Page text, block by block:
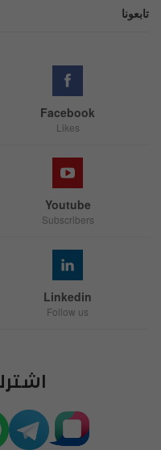
تابعونا
Facebook
Likes
Youtube
Subscribers
Linkedin
Follow us